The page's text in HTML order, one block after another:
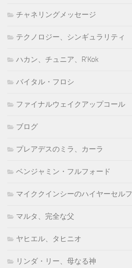
チャネリングメッセージ
テクノロジー、シンギュラリティ
ハカン、チュニア、R'Kok
バイタル・フロシ
ファイナルウェイクアップコール
ブログ
プレアデスのミラ、カーラ
ベンジャミン・フルフォード
マイククインシーのハイヤーセルフ
マルタ、完全な父
ヤヒエル、タヒニオ
リンダ・リー、母なる神